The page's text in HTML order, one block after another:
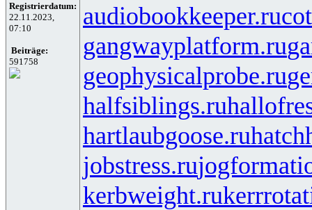
Registrierdatum:
22.11.2023,
07:10
Beiträge:
591758
audiobookkeeper.ru
gangwayplatform.ru
geophysicalprobe.ru
halfsiblings.ru
hartlaubgoose.ru
jobstress.ru
kerbweight.ru